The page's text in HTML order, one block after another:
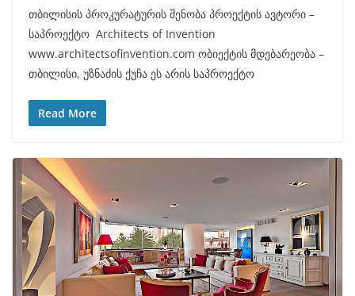
თბილისის პროკურატურის შენობა პროექტის ავტორი –
საპროექტო Architects of Invention
www.architectsofinvention.com ობიექტის მდებარეობა –
თბილისი, უზნაძის ქუჩა ეს არის საპროექტო
Read More